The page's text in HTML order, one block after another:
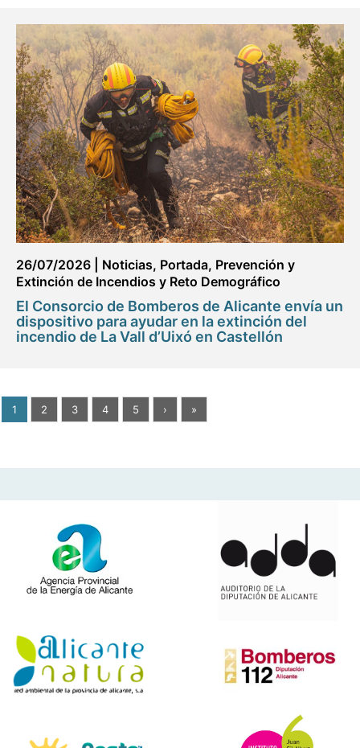
26/07/2026 Noticias, Portada, Prevención y
Extinción de Incendios y Reto Demográfico
El Consorcio de Bomberos de Alicante envía un
dispositivo para ayudar en la extinción del
incendio de La Vall d’Uixó en Castellón
1 2 3 4 5 › »